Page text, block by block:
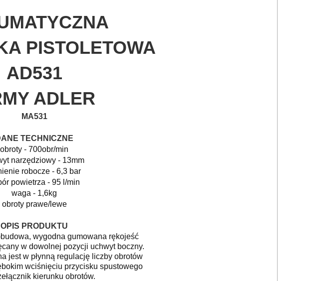
PISTOLETOWA
AD531
ADLER
MA531
TECHNICZNE
obroty - 700obr/min
narzędziowy - 13mm
robocze - 6,3 bar
powietrza - 95 l/min
waga - 1,6kg
obroty prawe/lewe
OPIS PRODUKTU
wygodna gumowana rękojeść
w dowolnej pozycji uchwyt boczny.
jest w płynną regulację liczby obrotów
wciśnięciu przycisku spustowego
kierunku obrotów.